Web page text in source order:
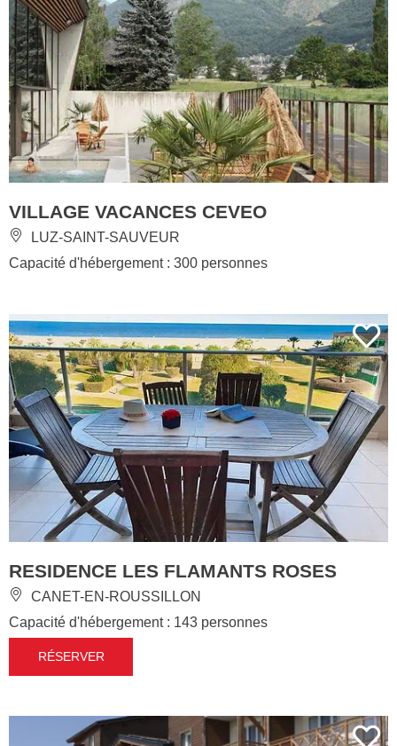
VILLAGE VACANCES CEVEO
LUZ-SAINT-SAUVEUR
Capacité d'hébergement : 300 personnes
RESIDENCE LES FLAMANTS ROSES
CANET-EN-ROUSSILLON
Capacité d'hébergement : 143 personnes
RÉSERVER